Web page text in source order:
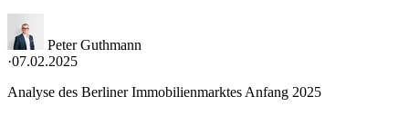
Peter Guthmann
·07.02.2025
Analyse des Berliner Immobilienmarktes Anfang 2025